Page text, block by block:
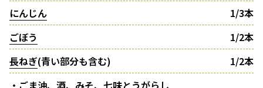
にんじん
1/3本
ごぼう
1/2本
長ねぎ(青い部分も含む)
1/2本